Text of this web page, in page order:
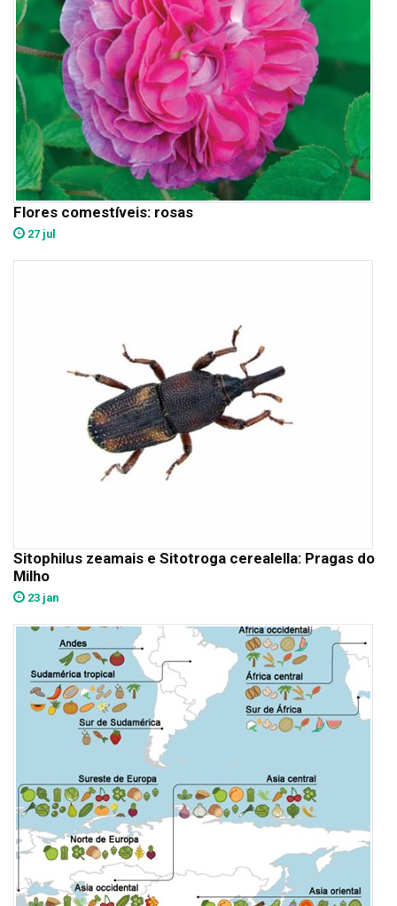
Flores comestíveis: rosas
27 jul
Sitophilus zeamais e Sitotroga cerealella: Pragas do
Milho
23 jan